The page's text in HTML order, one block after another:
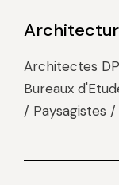
Architectes
Bureaux
/ Paysagistes /